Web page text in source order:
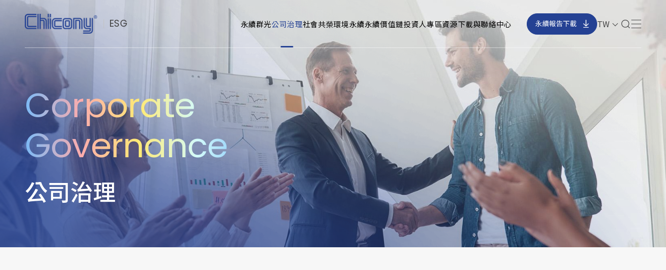
ESG 永續群光公司治理社會共榮環境永續永續價值鏈投資人專區資源下載與聯絡中心 永續報告下載 TW
Corporate
Governance
公司治理
永續群光
公司治理
社會共榮
環境永續
永續價值鏈
投資人專區
資源下載與聯絡中心
241561 台灣新北市三重區光復路二段69
號
CSR@chicony.com
+886-2-66266788
+886-2-29959539
訂閱電子報
利害關係人問卷